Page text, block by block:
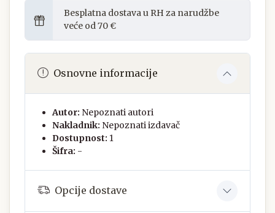
Besplatna dostava u RH za narudžbe
veće od 70 €
Osnovne informacije
Autor: Nepoznati autori
Nakladnik: Nepoznati izdavač
Dostupnost: 1
Šifra: -
Opcije dostave